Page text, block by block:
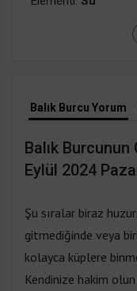
Balık Burcu Yorum
Balık
Eylül 2024
Şu sıralar biraz
gitmediğinde veya
kolayca küplere
Kendinize hakim